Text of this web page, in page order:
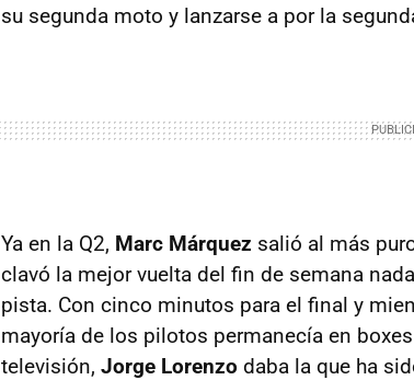
su segunda moto y lanzarse a por la
Ya en la Q2, Marc Márquez salió al más
clavó la mejor vuelta del fin de semana
pista. Con cinco minutos para el final y
mayoría de los pilotos permanecía en
televisión, Jorge Lorenzo daba la que ha